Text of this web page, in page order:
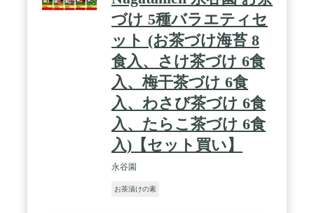
づけ 5種バラエティセ
ット (お茶づけ海苔 8
食入、さけ茶づけ 6食
入、梅干茶づけ 6食
入、わさび茶づけ 6食
入、たらこ茶づけ 6食
入)【セット買い】
永谷園
お茶漬けの素